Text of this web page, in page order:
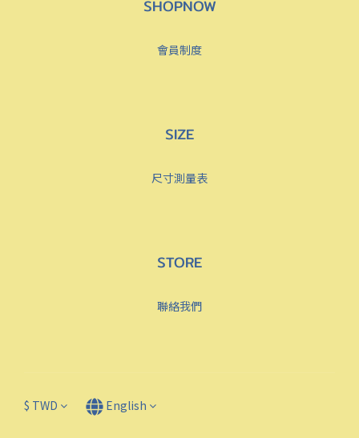
SHOPNOW
會員制度
SIZE
尺寸測量表
STORE
聯絡我們
$ TWD English